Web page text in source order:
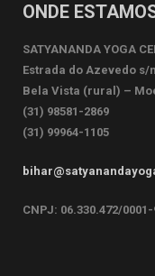
ONDE
SATYANANDA YOGA
Estrada do Azevedo s/
Bela Vista (rural) –
(31) 98581-2869
(31) 99964-1105
CNPJ: 06.330.472/0001-